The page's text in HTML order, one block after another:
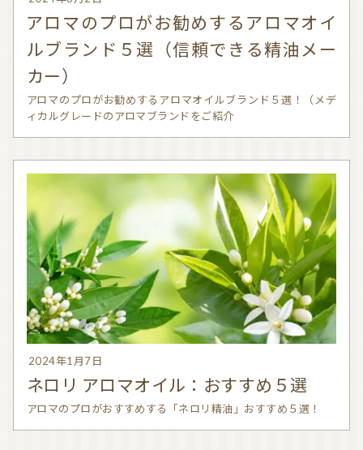
アロマのプロがお勧めするアロマオイ
ルブランド５選（信頼できる精油メー
カー）
アロマのプロがお勧めするアロマオイルブランド５選！（メデ
ィカルグレードのアロマブランドをご紹介
2024年1月7日
ネロリ アロマオイル：おすすめ５選
アロマのプロがおすすめする「ネロリ精油」おすすめ５選！